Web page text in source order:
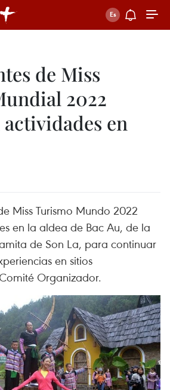
de Miss
2022
en
Miss Turismo Mundo 2022
en la aldea de Bac Au, de la
de Son La, para continuar
en sitios
Organizador.